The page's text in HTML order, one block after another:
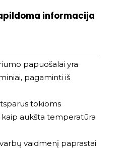
informacija
papuošalai yra
pagaminti iš
tokioms
aukšta temperatūra
vaidmenį paprastai